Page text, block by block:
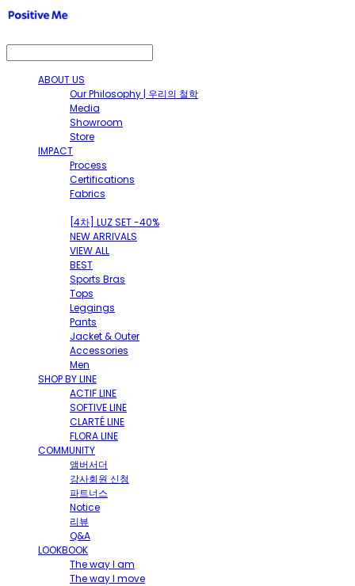
ABOUT US
Our Philosophy | 우리의 철학
Media
Showroom
Store
IMPACT
Process
Certifications
Fabrics
[4차] LUZ SET -40%
NEW ARRIVALS
VIEW ALL
BEST
Sports Bras
Tops
Leggings
Pants
Jacket & Outer
Accessories
Men
SHOP BY LINE
ACTIF LINE
SOFTIVE LINE
CLARTÉ LINE
FLORA LINE
COMMUNITY
앰버서더
강사회원 신청
파트너스
Notice
리뷰
Q&A
LOOKBOOK
The way I am
The way I move